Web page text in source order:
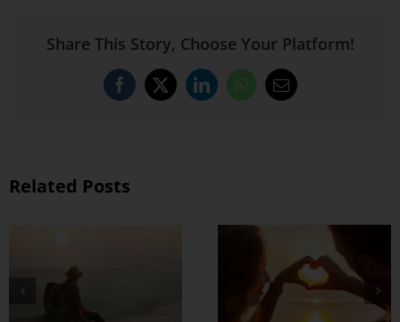
Share This Story, Choose Your Platform!
Facebook
X LinkedInWhatsApp
Email
Related Posts
အချစ်တွေ ပိုတိုးလာ